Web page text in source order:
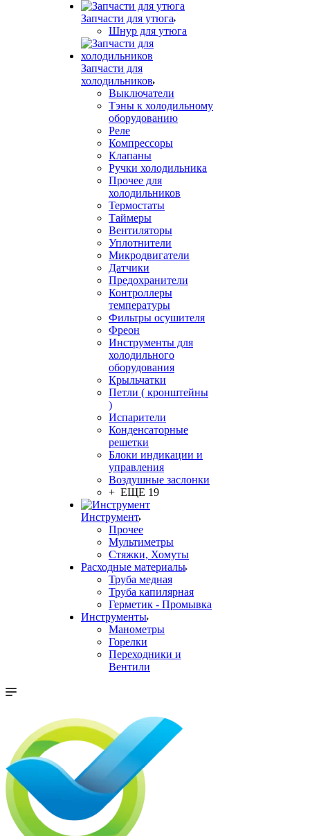
Запчасти для утюга
Шнур для утюга
Запчасти для
холодильников
Выключатели
Тэны к холодильному
оборудованию
Реле
Компрессоры
Клапаны
Ручки холодильника
Прочее для
холодильников
Термостаты
Таймеры
Вентиляторы
Уплотнители
Микродвигатели
Датчики
Предохранители
Контроллеры
температуры
Фильтры осушителя
Фреон
Инструменты для
холодильного
оборудования
Крыльчатки
Петли ( кронштейны
)
Испарители
Конденсаторные
решетки
Блоки индикации и
управления
Воздушные заслонки
+ ЕЩЕ 19
Инструмент
Прочее
Мультиметры
Стяжки, Хомуты
Расходные материалы
Труба медная
Труба капилярная
Герметик - Промывка
Инструменты
Манометры
Горелки
Переходники и
Вентили